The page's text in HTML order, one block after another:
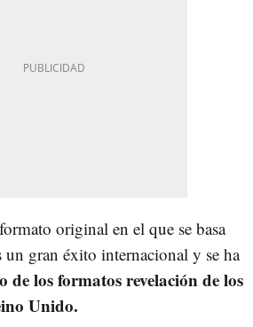
original en el que se basa
un gran éxito internacional y se ha
de los formatos revelación de los
Unido.